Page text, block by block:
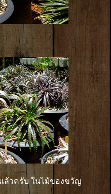
ล้วครับ ในไม้ของขวัญ